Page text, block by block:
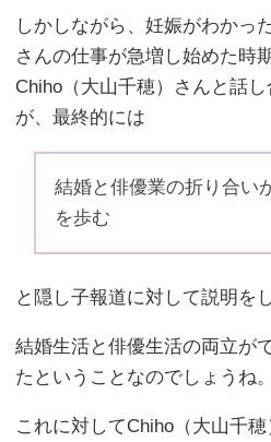
しかしながら、妊娠がわかっ
さんの仕事が急増し始めた時
Chiho（大山千穂）さんと話
が、最終的には
結婚と俳優業の折り合い
を歩む
と隠し子報道に対して説明を
結婚生活と俳優生活の両立が
たということなのでしょうね。
これに対してChiho（大山千